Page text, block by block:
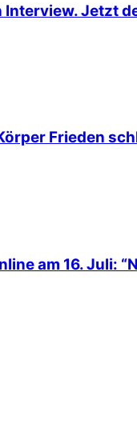
Jetzt
Frieden
am 16. Juli: